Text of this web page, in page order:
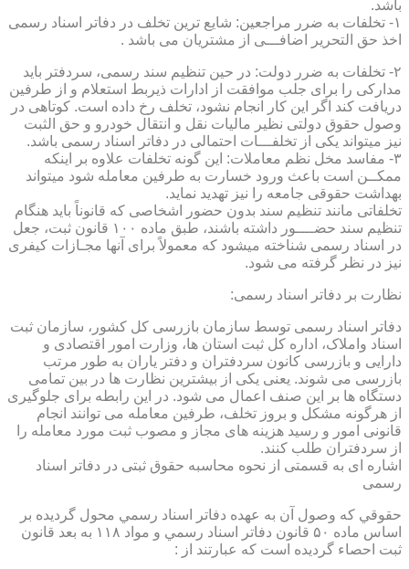
باشد.
۱- تخلفات به ضرر مراجعین: شایع ترین تخلف در دفاتر اسناد رسمی
اخذ حق التحریر اضافـــی از مشتریان می باشد .
۲- تخلفات به ضرر دولت: در حین تنظیم سند رسمی، سردفتر باید
مدارکی را برای جلب موافقت از ادارات ذیربط استعلام و از طرفین
دریافت کند اگر این کار انجام نشود، تخلف رخ داده است. کوتاهی در
وصول حقوق دولتی نظیر مالیات نقل و انتقال خودرو و حق الثبت
نیز میتواند یکی از تخلفـــات احتمالی در دفاتر اسناد رسمی باشد.
۳- مفاسد مخل نظم معاملات: این گونه تخلفات علاوه بر اینکه
ممکــن است باعث ورود خسارت به طرفین معامله شود میتواند
بهداشت حقوقی جامعه را نیز تهدید نماید.
تخلفاتی مانند تنظیم سند بدون حضور اشخاصی که قانوناً باید هنگام
تنظیم سند حضــــور داشته باشند، طبق ماده ۱۰۰ قانون ثبت، جعل
در اسناد رسمی شناخته میشود که معمولاً برای آنها مجـازات کیفری
نیز در نظر گرفته می شود.
نظارت بر دفاتر اسناد رسمی:
دفاتر اسناد رسمی توسط سازمان بازرسی کل کشور، سازمان ثبت
اسناد واملاک، اداره کل ثبت استان ها، وزارت امور اقتصادی و
دارایی و بازرسی کانون سردفتران و دفتر یاران به طور مرتب
بازرسی می شوند. یعنی یکی از بیشترین نظارت ها در بین تمامی
دستگاه ها بر این صنف اعمال می شود. در این رابطه برای جلوگیری
از هرگونه مشکل و بروز تخلف، طرفین معامله می توانند انجام
قانونی امور و رسید هزینه های مجاز و مصوب ثبت مورد معامله را
از سردفتران طلب کنند.
اشاره ای به قسمتی از نحوه محاسبه حقوق ثبتی در دفاتر اسناد
رسمی
حقوقي كه وصول آن به عهده دفاتر اسناد رسمي محول گرديده بر
اساس ماده ۵۰ قانون دفاتر اسناد رسمي و مواد ۱۱۸ به بعد قانون
ثبت احصاء گرديده است كه عبارتند از :